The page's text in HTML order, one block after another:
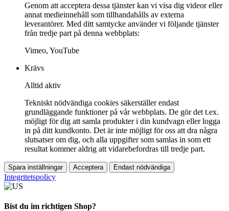
Genom att acceptera dessa tjänster kan vi visa dig videor eller
annat medieinnehåll som tillhandahålls av externa
leverantörer. Med ditt samtycke använder vi följande tjänster
från tredje part på denna webbplats:
Vimeo, YouTube
Krävs
Alltid aktiv
Tekniskt nödvändiga cookies säkerställer endast
grundläggande funktioner på vår webbplats. De gör det t.ex.
möjligt för dig att samla produkter i din kundvagn eller logga
in på ditt kundkonto. Det är inte möjligt för oss att dra några
slutsatser om dig, och alla uppgifter som samlas in som ett
resultat kommer aldrig att vidarebefordras till tredje part.
Spara inställningar Acceptera Endast nödvändiga
Integritetspolicy
Bist du im richtigen Shop?